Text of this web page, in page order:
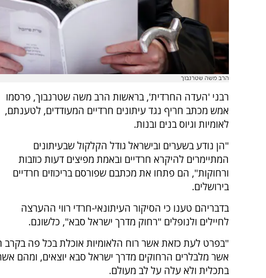
הרב משה שטרנבוך
רבני 'העדה החרדית', בראשות הרב משה שטרנבוך, פרסמו
אמש מכתב חריף נגד עיתונים חרדיים המעודדים, לטענתם,
לאומיות וגיוס בנים ובנות.
"הן נודע בשערים ובישראל גודל הקלקול שבעיתונים
המתיימרים להיקרא חרדיים ובאמת מפיצים דעות כוזבות
ורחוקות", הם פתחו את מכתבם שפורסם בריכוזים חרדיים
בירושלים.
בדבריהם טענו כי הסיקור העיתונאי-חרדי רווי ההערצה
לחיילים ולנופלים "רחוק מדרך ישראל סבא", כלשונם.
"בפרט לעת כזאת אשר רוח הלאומיות אוכלת בכל פה בקרב
אשר מלבלרים הרחוקים מדרך ישראל סבא יוצאים, ומהם אשר
בתכלית ולא עלה על לב מעולם.